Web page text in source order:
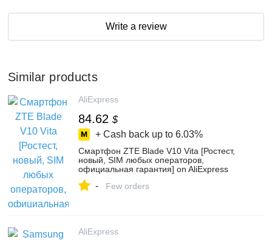
Write a review
Similar products
AliExpress
84.62 $
+ Cash back up to 6.03%
Смартфон ZTE Blade V10 Vita [Ростест,
новый, SIM любых операторов,
официальная гарантия] on AliExpress
- Few orders
AliExpress